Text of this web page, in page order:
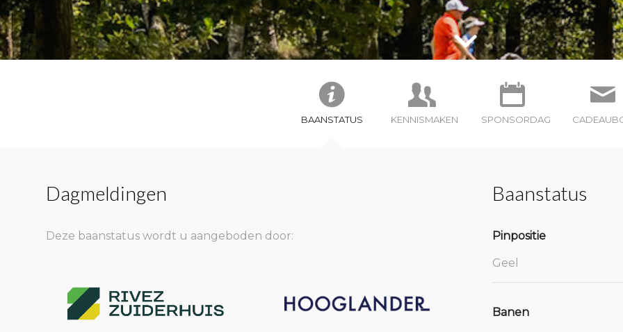
BAANSTATUS KENNISMAKEN SPONSORDAG
Dagmeldingen
Deze baanstatus wordt u aangeboden door:
Baanstatus
Pinpositie
Geel
Banen